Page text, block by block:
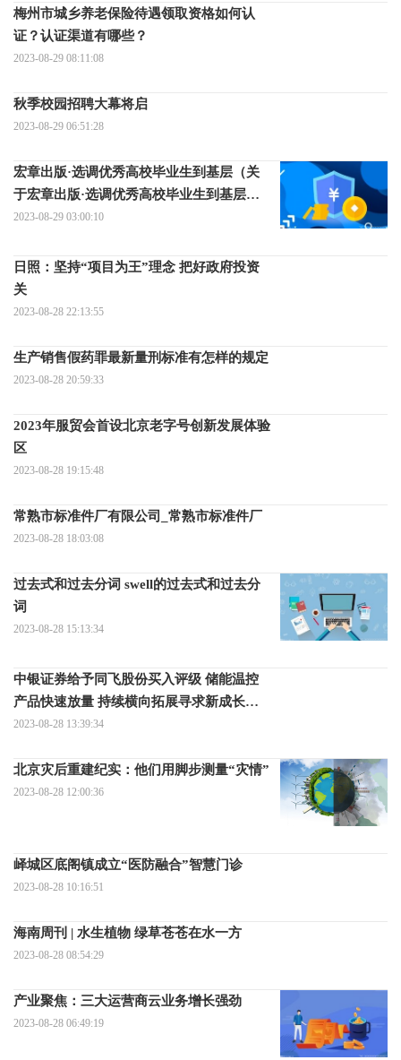
梅州市城乡养老保险待遇领取资格如何认
证？认证渠道有哪些？
2023-08-29 08:11:08
秋季校园招聘大幕将启
2023-08-29 06:51:28
宏章出版·选调优秀高校毕业生到基层（关
于宏章出版·选调优秀高校毕业生到基层介
绍）
2023-08-29 03:00:10
日照：坚持“项目为王”理念 把好政府投资
关
2023-08-28 22:13:55
生产销售假药罪最新量刑标准有怎样的规定
2023-08-28 20:59:33
2023年服贸会首设北京老字号创新发展体验
区
2023-08-28 19:15:48
常熟市标准件厂有限公司_常熟市标准件厂
2023-08-28 18:03:08
过去式和过去分词 swell的过去式和过去分
词
2023-08-28 15:13:34
中银证券给予同飞股份买入评级 储能温控
产品快速放量 持续横向拓展寻求新成长机
遇
2023-08-28 13:39:34
北京灾后重建纪实：他们用脚步测量“灾情”
2023-08-28 12:00:36
峄城区底阁镇成立“医防融合”智慧门诊
2023-08-28 10:16:51
海南周刊 | 水生植物 绿草苍苍在水一方
2023-08-28 08:54:29
产业聚焦：三大运营商云业务增长强劲
2023-08-28 06:49:19